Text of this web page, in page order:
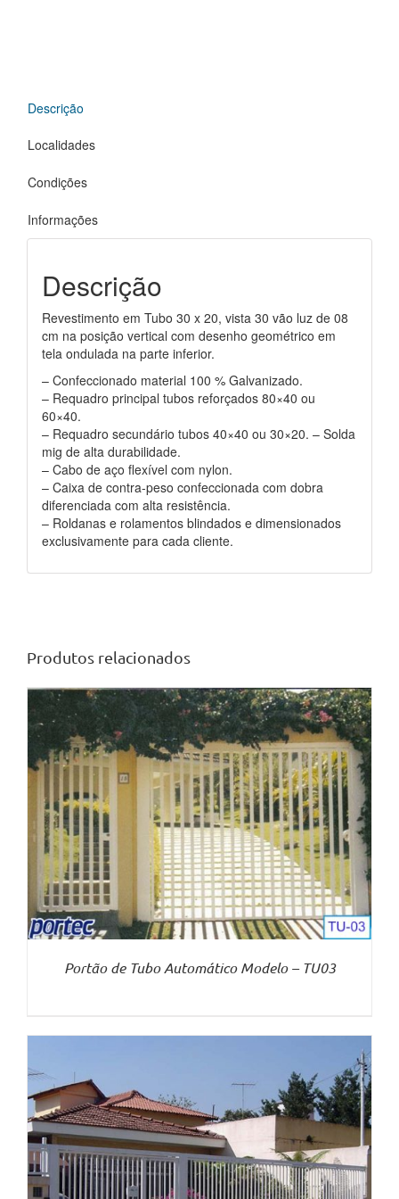
Descrição
Localidades
Condições
Informações
Descrição
Revestimento em Tubo 30 x 20, vista 30 vão luz de 08
cm na posição vertical com desenho geométrico em
tela ondulada na parte inferior.
– Confeccionado material 100 % Galvanizado.
– Requadro principal tubos reforçados 80×40 ou
60×40.
– Requadro secundário tubos 40×40 ou 30×20. – Solda
mig de alta durabilidade.
– Cabo de aço flexível com nylon.
– Caixa de contra-peso confeccionada com dobra
diferenciada com alta resistência.
– Roldanas e rolamentos blindados e dimensionados
exclusivamente para cada cliente.
Produtos relacionados
Portão de Tubo Automático Modelo – TU03